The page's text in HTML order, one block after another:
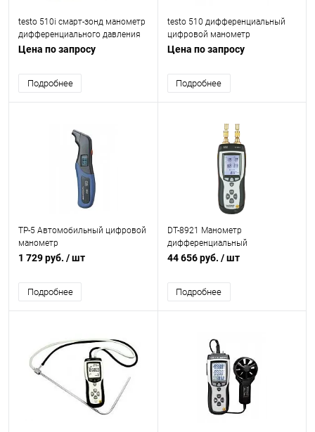
testo 510i смарт-зонд манометр
дифференциального давления
Цена по запросу
Подробнее
testo 510 дифференциальный
цифровой манометр
Цена по запросу
Подробнее
TP-5 Автомобильный цифровой
манометр
1 729 руб. / шт
Подробнее
DT-8921 Манометр
дифференциальный
двухканальный - термометр
44 656 руб. / шт
Подробнее